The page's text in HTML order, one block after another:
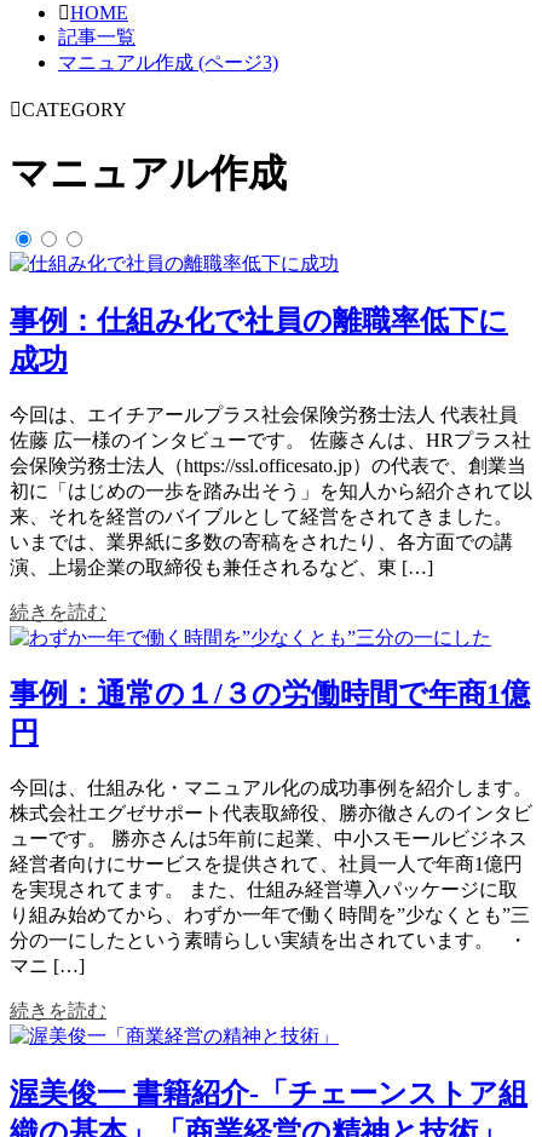
HOME
記事一覧
マニュアル作成 (ページ3)
CATEGORY
マニュアル作成
事例：仕組み化で社員の離職率低下に
成功
今回は、エイチアールプラス社会保険労務士法人 代表社員
佐藤 広一様のインタビューです。 佐藤さんは、HRプラス社
会保険労務士法人（https://ssl.officesato.jp）の代表で、創業当
初に「はじめの一歩を踏み出そう」を知人から紹介されて以
来、それを経営のバイブルとして経営をされてきました。
いまでは、業界紙に多数の寄稿をされたり、各方面での講
演、上場企業の取締役も兼任されるなど、東 […]
続きを読む
事例：通常の１/３の労働時間で年商1億
円
今回は、仕組み化・マニュアル化の成功事例を紹介します。
株式会社エグゼサポート代表取締役、勝亦徹さんのインタビ
ューです。 勝亦さんは5年前に起業、中小スモールビジネス
経営者向けにサービスを提供されて、社員一人で年商1億円
を実現されてます。 また、仕組み経営導入パッケージに取
り組み始めてから、わずか一年で働く時間を”少なくとも”三
分の一にしたという素晴らしい実績を出されています。 ・
マニ […]
続きを読む
渥美俊一 書籍紹介-「チェーンストア組